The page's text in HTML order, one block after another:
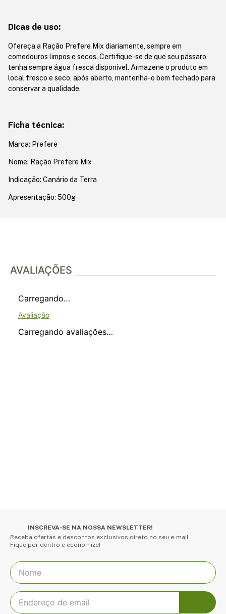
Dicas de uso:
Ofereça a Ração Prefere Mix diariamente, sempre em
comedouros limpos e secos. Certifique-se de que seu pássaro
tenha sempre água fresca disponível. Armazene o produto em
local fresco e seco, após aberto, mantenha-o bem fechado para
conservar a qualidade.
Ficha técnica:
Marca: Prefere
Nome: Ração Prefere Mix
Indicação: Canário da Terra
Apresentação: 500g
AVALIAÇÕES
Carregando…
Carregando avaliações…
INSCREVA-SE NA NOSSA NEWSLETTER!
Receba ofertas e descontos exclusivos direto no seu e-mail.
Fique por dentro e economize!